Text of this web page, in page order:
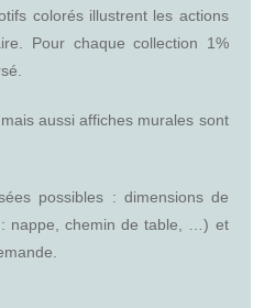
colorés illustrent les actions
Pour chaque collection 1%
aussi affiches murales sont
possibles : dimensions de
nappe, chemin de table, …) et